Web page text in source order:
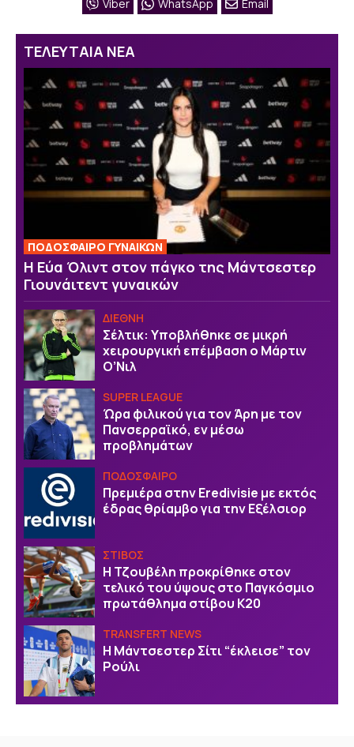
Viber WhatsApp Email
ΤΕΛΕΥΤΑΙΑ ΝΕΑ
ΠΟΔΟΣΦΑΙΡΟ ΓΥΝΑΙΚΩΝ
Η Εύα Όλιντ στον πάγκο της Μάντσεστερ
Γιουνάιτεντ γυναικών
ΔΙΕΘΝΗ
Σέλτικ: Υποβλήθηκε σε μικρή
χειρουργική επέμβαση ο Μάρτιν
Ο’Νιλ
SUPER LEAGUE
Ώρα φιλικού για τον Άρη με τον
Πανσερραϊκό, εν μέσω
προβλημάτων
ΠΟΔΟΣΦΑΙΡΟ
Πρεμιέρα στην Eredivisie με εκτός
έδρας θρίαμβο για την Εξέλσιορ
ΣΤΙΒΟΣ
Η Τζουβέλη προκρίθηκε στον
τελικό του ύψους στο Παγκόσμιο
πρωτάθλημα στίβου Κ20
TRANSFERT NEWS
Η Μάντσεστερ Σίτι “έκλεισε” τον
Ρούλι